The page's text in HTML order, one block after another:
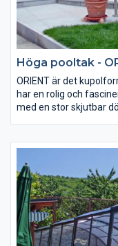
Höga pooltak -
ORIENT ​​​​​​​är det
har en rolig och
med en stor skjutbar
och mysig atmosfär